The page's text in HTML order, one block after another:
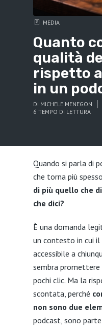
MEDIA
Quanto
qualità
rispetto
in un
DI MICHELE MENEGON
6 TEMPO DI LETTURA
Quando si parla di
che torna più
di più quello che
che dici?
È una domanda
un contesto in cui
accessibile a
sembra
pochi clic. Ma la
scontata, perché
non sono due
podcast, sono